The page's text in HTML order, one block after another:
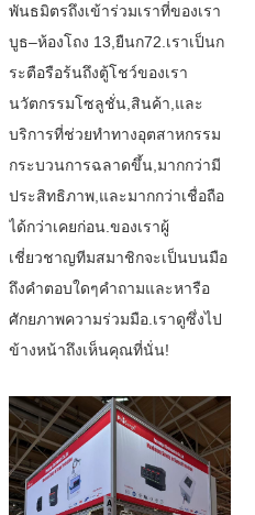
พันธมิตรถึงเข้าร่วมเราที่ของเรา
บูธ–ห้องโถง 13 ยืนก72 เราเป็นก
ระตือรือร้นถึงตู้โชว์ของเรา
นวัตกรรมโซลูชั่น สินค้า และ
บริการที่ช่วยทำทางอุตสาหกรรม
กระบวนการฉลาดขึ้น มากกว่ามี
ประสิทธิภาพ และมากกว่าเชื่อถือ
ได้กว่าเคยก่อน ของเราผู้
เชี่ยวชาญทีมสมาชิกจะเป็นบนมือ
ถึงคำตอบใดๆคำถามและหารือ
ศักยภาพความร่วมมือ เราดูซึ่งไป
ข้างหน้าถึงเห็นคุณที่นั่น!